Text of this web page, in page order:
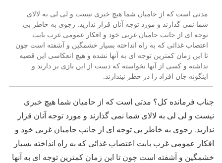
مدتی است که از حامیان شما هیچ خبری نیست و لی لی به لالای
شما نمی گذارند و مورد توجه آنان قرار ندارید. رجوی به خاطر بی
توجه ای از جانب حامیان غربی خود و افکار عمومی غرب بابت
اعتصاب غذائی که به راه انداخته بسیار خشمگین و آشفته است چون
تا این زمان کمترین توجه ای به آنها نشده و هیچ انعکاسی این قضیه
نداشته و کسی از آنها نخواسته که دست از این بازی بر دارند و
اینگونه جان افراد را در خطر نیندازند.
جناب فرمانده کل؟ مدتی است که از حامیان شما هیچ خبری
نیست و لی لی به لالای شما نمی گذارند و مورد توجه آنان قرار
ندارید. رجوی به خاطر بی توجه ای از جانب حامیان غربی خود و
افکار عمومی غرب بابت اعتصاب غذائی که به راه انداخته بسیار
خشمگین و آشفته است چون تا این زمان کمترین توجه ای به آنها